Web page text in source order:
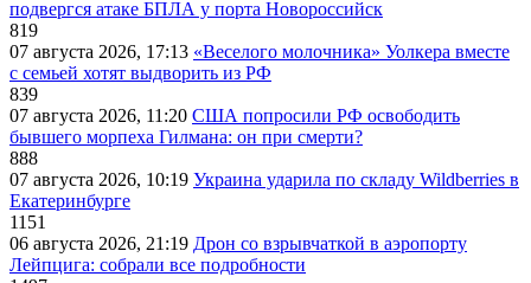
подвергся атаке БПЛА у порта Новороссийск
819
07 августа 2026, 17:13 «Веселого молочника» Уолкера вместе
с семьей хотят выдворить из РФ
839
07 августа 2026, 11:20 США попросили РФ освободить
бывшего морпеха Гилмана: он при смерти?
888
07 августа 2026, 10:19 Украина ударила по складу Wildberries в
Екатеринбурге
1151
06 августа 2026, 21:19 Дрон со взрывчаткой в аэропорту
Лейпцига: собрали все подробности